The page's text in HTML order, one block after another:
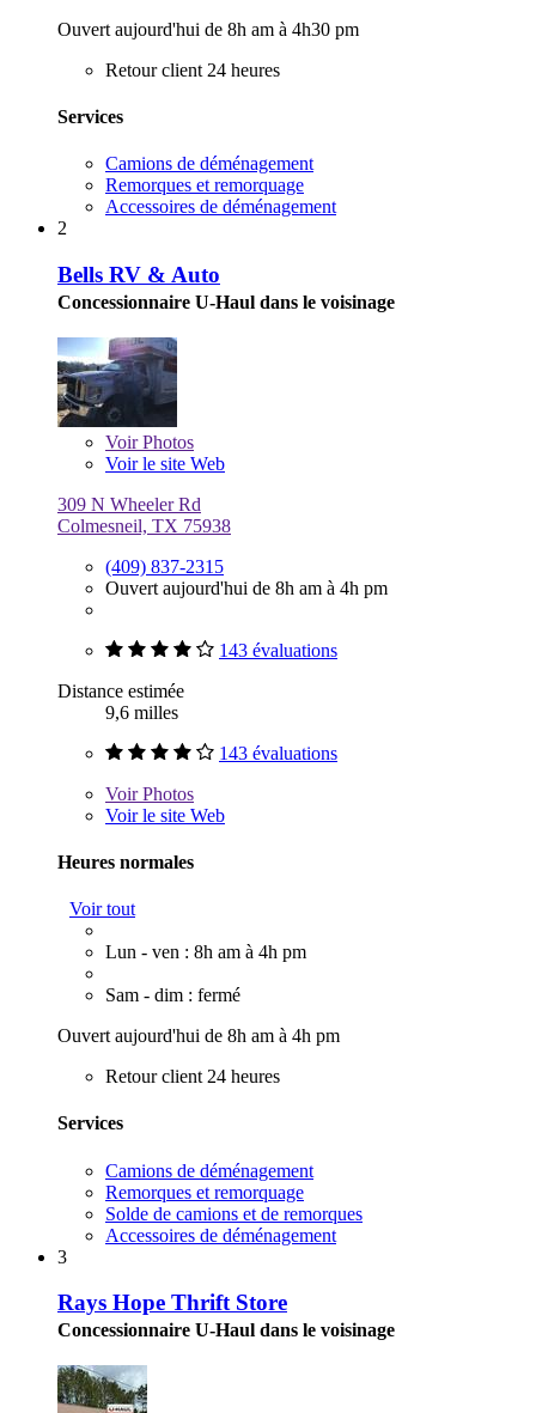
Ouvert aujourd'hui de 8h am à 4h30 pm
Retour client 24 heures
Services
Camions de déménagement
Remorques et remorquage
Accessoires de déménagement
2
Bells RV & Auto
Concessionnaire U-Haul dans le voisinage
VoirPhotos
Voir le site Web
309 N Wheeler Rd
Colmesneil, TX 75938
(409) 837-2315
Ouvert aujourd'hui de 8h am à 4h pm
143 évaluations
Distance estimée
9,6 milles
143 évaluations
VoirPhotos
Voir le site Web
Heures normales
Voir tout
Lun - ven : 8h am à 4h pm
Sam - dim : fermé
Ouvert aujourd'hui de 8h am à 4h pm
Retour client 24 heures
Services
Camions de déménagement
Remorques et remorquage
Solde de camions et de remorques
Accessoires de déménagement
3
Rays Hope Thrift Store
Concessionnaire U-Haul dans le voisinage